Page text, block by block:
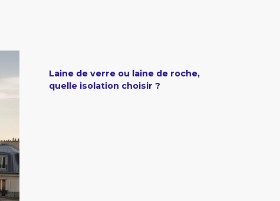
Laine de verre ou laine de roche,
quelle isolation choisir ?